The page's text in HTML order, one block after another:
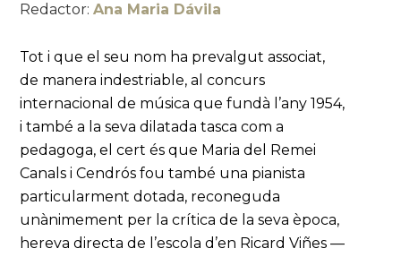
Redactor:Ana Maria Dávila
Tot i que el seu nom ha prevalgut associat,
de manera indestriable, al concurs
internacional de música que fundà l’any 1954,
i també a la seva dilatada tasca com a
pedagoga, el cert és que Maria del Remei
Canals i Cendrós fou també una pianista
particularment dotada, reconeguda
unànimement per la crítica de la seva època,
hereva directa de l’escola d’en Ricard Viñes —